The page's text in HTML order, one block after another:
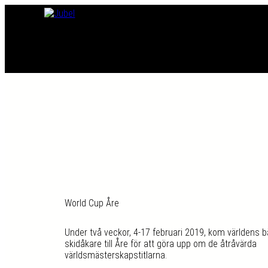
World Cup Åre
Under två veckor, 4-17 februari 2019, kom världens
skidåkare till Åre för att göra upp om de åtråvärda
världsmästerskapstitlarna.